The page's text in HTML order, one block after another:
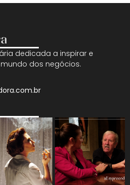
dedicada a inspirar e
dos negócios.